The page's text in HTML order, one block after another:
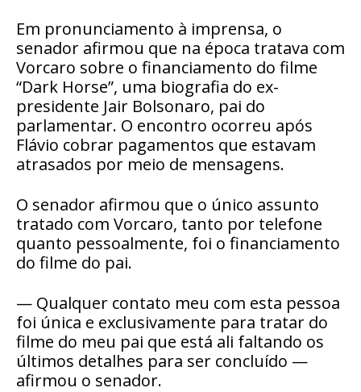
Em pronunciamento à imprensa, o
senador afirmou que na época tratava com
Vorcaro sobre o financiamento do filme
“Dark Horse”, uma biografia do ex-
presidente Jair Bolsonaro, pai do
parlamentar. O encontro ocorreu após
Flávio cobrar pagamentos que estavam
atrasados por meio de mensagens.
O senador afirmou que o único assunto
tratado com Vorcaro, tanto por telefone
quanto pessoalmente, foi o financiamento
do filme do pai.
— Qualquer contato meu com esta pessoa
foi única e exclusivamente para tratar do
filme do meu pai que está ali faltando os
últimos detalhes para ser concluído —
afirmou o senador.